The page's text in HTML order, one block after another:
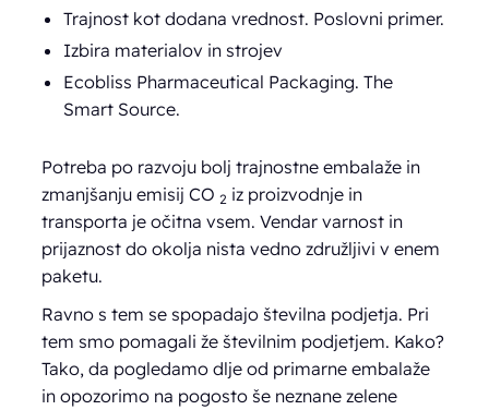
Trajnost kot dodana vrednost. Poslovni primer.
Izbira materialov in strojev
Ecobliss Pharmaceutical Packaging. The
Smart Source.
Potreba po razvoju bolj trajnostne embalaže in
zmanjšanju emisij CO2 iz proizvodnje in
transporta je očitna vsem. Vendar varnost in
prijaznost do okolja nista vedno združljivi v enem
paketu.
Ravno s tem se spopadajo številna podjetja. Pri
tem smo pomagali že številnim podjetjem. Kako?
Tako, da pogledamo dlje od primarne embalaže
in opozorimo na pogosto še neznane zelene